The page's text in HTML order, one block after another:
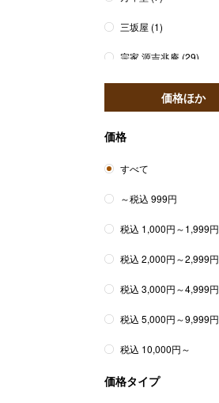
三坂屋 (1)
宗家 源吉兆庵 (29)
美濃忠(13)
みやび堂
村上 (7)
紫野和久傳 (3)
森幸四郎 (1)
価格ほか
価格
すべて
～税込 999円
税込 1,000円～1,999円
税込 2,000円～2,999円
税込 3,000円～4,999円
税込 5,000円～9,999円
税込 10,000円～
価格タイプ